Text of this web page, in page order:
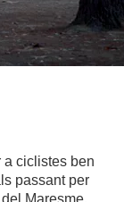
a ciclistes ben
passant per
Maresme.